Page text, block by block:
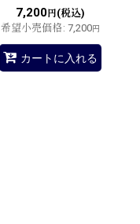
7,200円(税込)
希望小売価格: 7,200円
カートに入れる